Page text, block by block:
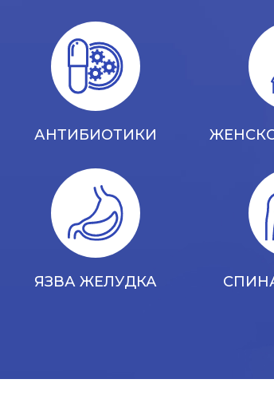
АНТИБИОТИКИ
ЯЗВА ЖЕЛУДКА